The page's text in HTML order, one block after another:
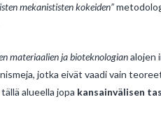
mekanististen kokeiden”
materiaalien ja bioteknologianalojen
jotka eivät vaadi vain
alueella jopa kansainvälisen